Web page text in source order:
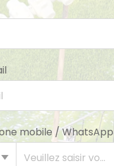
mobile / WhatsApp